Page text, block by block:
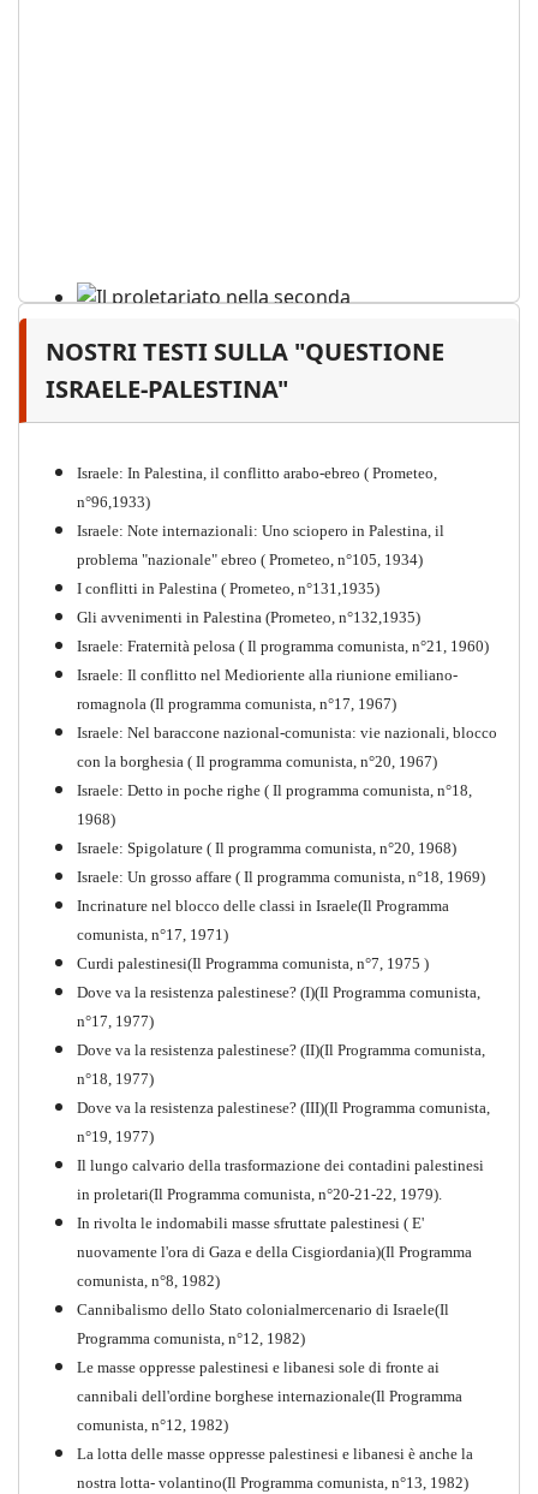
Il proletariato nella seconda
guerra mondiale e nella
Storia della Sinistra
Comunista V
Perchè la Russia non era
comunista
Quaderno n°10
NOSTRI TESTI SULLA "QUESTIONE
ISRAELE-PALESTINA"
Israele: In Palestina, il conflitto arabo-ebreo ( Prometeo,
n°96,1933)
Israele: Note internazionali: Uno sciopero in Palestina, il
problema "nazionale" ebreo ( Prometeo, n°105, 1934)
I conflitti in Palestina ( Prometeo, n°131,1935)
Gli avvenimenti in Palestina (Prometeo, n°132,1935)
Israele: Fraternità pelosa ( Il programma comunista, n°21, 1960)
Israele: Il conflitto nel Medioriente alla riunione emiliano-
romagnola (Il programma comunista, n°17, 1967)
Israele: Nel baraccone nazional-comunista: vie nazionali, blocco
con la borghesia ( Il programma comunista, n°20, 1967)
Israele: Detto in poche righe ( Il programma comunista, n°18,
1968)
Israele: Spigolature ( Il programma comunista, n°20, 1968)
Israele: Un grosso affare ( Il programma comunista, n°18, 1969)
Incrinature nel blocco delle classi in Israele(Il Programma
comunista, n°17, 1971)
Curdi palestinesi(Il Programma comunista, n°7, 1975 )
Dove va la resistenza palestinese? (I)(Il Programma comunista,
n°17, 1977)
Dove va la resistenza palestinese? (II)(Il Programma comunista,
n°18, 1977)
Dove va la resistenza palestinese? (III)(Il Programma comunista,
n°19, 1977)
Il lungo calvario della trasformazione dei contadini palestinesi
in proletari(Il Programma comunista, n°20-21-22, 1979).
In rivolta le indomabili masse sfruttate palestinesi ( E'
nuovamente l'ora di Gaza e della Cisgiordania)(Il Programma
comunista, n°8, 1982)
Cannibalismo dello Stato colonialmercenario di Israele(Il
Programma comunista, n°12, 1982)
Le masse oppresse palestinesi e libanesi sole di fronte ai
cannibali dell'ordine borghese internazionale(Il Programma
comunista, n°12, 1982)
La lotta delle masse oppresse palestinesi e libanesi è anche la
nostra lotta- volantino(Il Programma comunista, n°13, 1982)